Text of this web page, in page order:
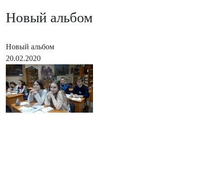
Новый альбом
Новый альбом
20.02.2020